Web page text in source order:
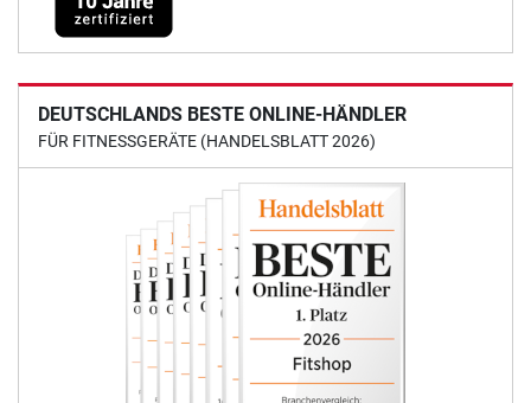
DEUTSCHLANDS BESTE ONLINE-HÄNDLER
FÜR FITNESSGERÄTE (HANDELSBLATT 2026)